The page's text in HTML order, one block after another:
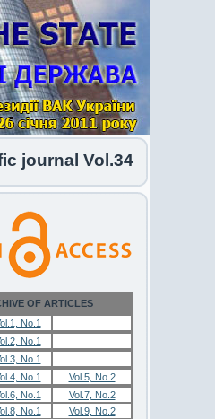
Vol.34 No.1 2026
OF ARTICLES
No.1
No.1
No.1
No.1
Vol.5, No.2
No.1
Vol.7, No.2
No.1
Vol.9, No.2